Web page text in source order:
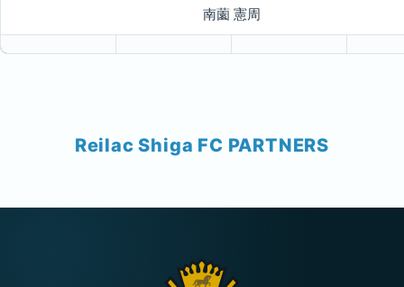
南薗 憲周
Reilac Shiga FC PARTNERS